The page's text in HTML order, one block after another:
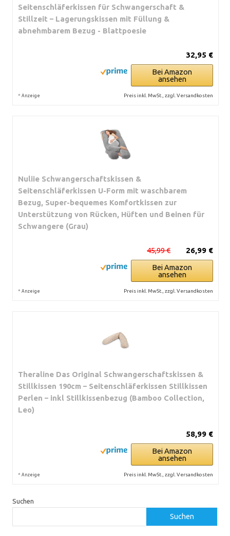
Seitenschläferkissen für Schwangerschaft &
Stillzeit – Lagerungskissen mit Füllung &
abnehmbarem Bezug - Blattpoesie
32,95 €
Bei Amazon
ansehen
* Anzeige Preis inkl. MwSt., zzgl. Versandkosten
Nuliie Schwangerschaftskissen &
Seitenschläferkissen U-Form mit waschbarem
Bezug, Super-bequemes Komfortkissen zur
Unterstützung von Rücken, Hüften und Beinen für
Schwangere (Grau)
26,99 €
45,99 €
Bei Amazon
ansehen
* Anzeige Preis inkl. MwSt., zzgl. Versandkosten
Theraline Das Original Schwangerschaftskissen &
Stillkissen 190cm – Seitenschläferkissen Stillkissen
Perlen – inkl Stillkissenbezug (Bamboo Collection,
Leo)
58,99 €
Bei Amazon
ansehen
* Anzeige Preis inkl. MwSt., zzgl. Versandkosten
Suchen
Suchen